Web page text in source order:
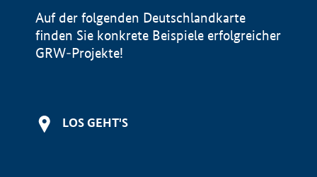
Auf der folgenden Deutschlandkarte
finden Sie konkrete Beispiele erfolgreicher
GRW-Projekte!
LOS GEHT'S